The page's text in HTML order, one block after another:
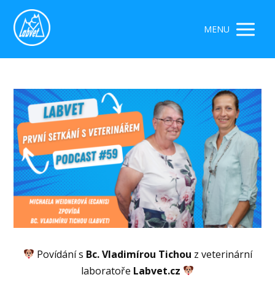
MENU
Povídání s Bc. Vladimírou Tichou z veterinární
laboratoře Labvet.cz